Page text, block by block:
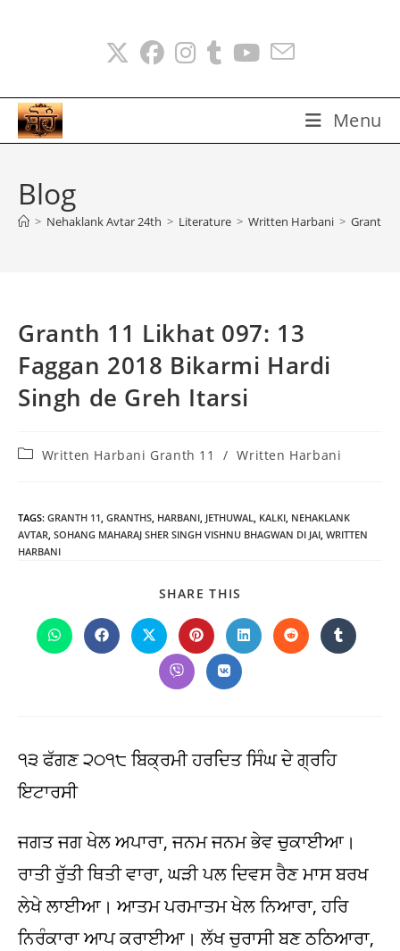
Menu
Blog
> Nehaklank Avtar 24th > Literature > Written Harbani > Granth
Granth 11 Likhat 097: 13
Faggan 2018 Bikarmi Hardi
Singh de Greh Itarsi
PostWritten Harbani Granth 11 / Written Harbani
TAGS: GRANTH 11, GRANTHS, HARBANI, JETHUWAL, KALKI, NEHAKLANK
AVTAR, SOHANG MAHARAJ SHER SINGH VISHNU BHAGWAN DI JAI, WRITTEN
HARBANI
SHARE THIS
CONTENT
Opens
in
Opens
in
Opens
in
new
window
Opens
in
new
window
Opens
in
Opens
in
Opens
in
Opens
in
Opens
in
੧੩ ਫੱਗਣ ੨੦੧੮ ਬਿਕ੍ਰਮੀ ਹਰਦਿਤ ਸਿੰਘ ਦੇ ਗ੍ਰਹਿ
ਇਟਾਰਸੀ
ਜਗਤ ਜਗ ਖੇਲ ਅਪਾਰਾ, ਜਨਮ ਜਨਮ ਭੇਵ ਚੁਕਾਈਆ।
ਰਾਤੀ ਰੁੱਤੀ ਥਿਤੀ ਵਾਰਾ, ਘੜੀ ਪਲ ਦਿਵਸ ਰੈਣ ਮਾਸ ਬਰਖ
ਲੇਖੇ ਲਾਈਆ। ਆਤਮ ਪਰਮਾਤਮ ਖੇਲ ਨਿਆਰਾ, ਹਰਿ
ਨਿਰੰਕਾਰਾ ਆਪ ਕਰਾਈਆ। ਲੱਖ ਚੁਰਾਸੀ ਬਣ ਠਠਿਆਰਾ,